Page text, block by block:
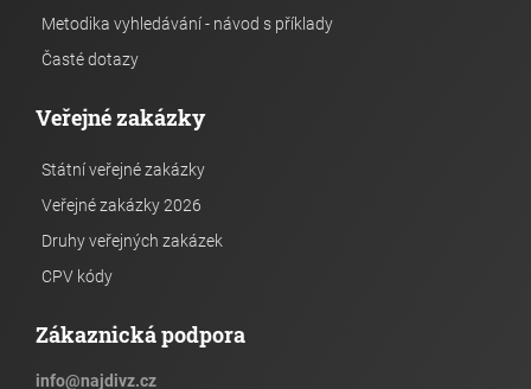
Metodika vyhledávání - návod s příklady
Časté dotazy
Veřejné zakázky
Státní veřejné zakázky
Veřejné zakázky 2026
Druhy veřejných zakázek
CPV kódy
Zákaznická podpora
info@najdivz.cz